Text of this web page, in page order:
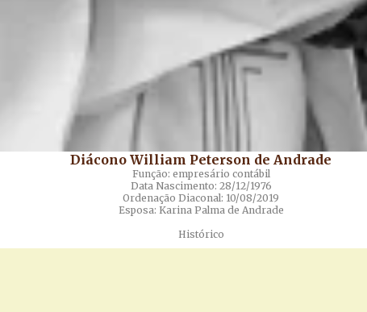
Diácono William Peterson de Andrade
Função: empresário contábil
Data Nascimento: 28/12/1976
Ordenação Diaconal: 10/08/2019
Esposa: Karina Palma de Andrade
Histórico